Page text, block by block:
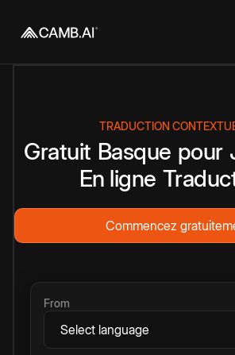
TRADUCTION
Gratuit Basque pour
En ligne
Commencez
From